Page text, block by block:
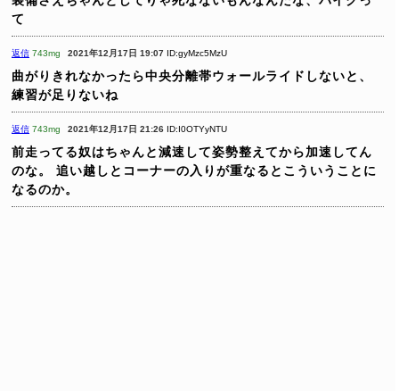
て
返信 743mg 2021年12月17日 19:07 ID:gyMzc5MzU
曲がりきれなかったら中央分離帯ウォールライドしないと、
練習が足りないね
返信 743mg 2021年12月17日 21:26 ID:I0OTYyNTU
前走ってる奴はちゃんと減速して姿勢整えてから加速してん
のな。
追い越しとコーナーの入りが重なるとこういうことに
なるのか。